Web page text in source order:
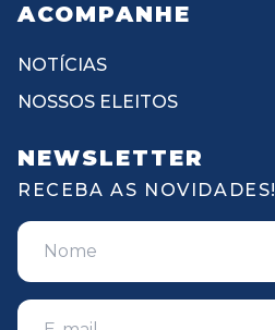
ACOMPANHE
NOTÍCIAS
NOSSOS ELEITOS
NEWSLETTER
RECEBA AS NOVIDADES!